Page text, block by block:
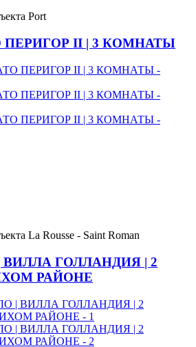
Port
II | 3 КОМНАТЫ
La Rousse - Saint Roman
ГОЛЛАНДИЯ | 2
РАЙОНЕ